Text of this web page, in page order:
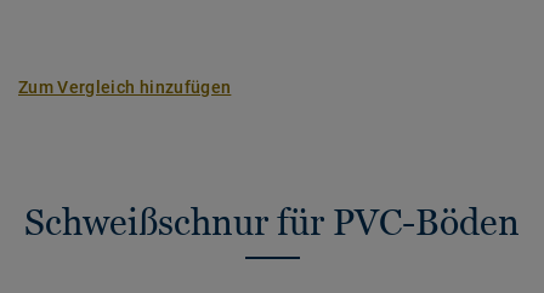
Zum Vergleich hinzufügen
Schweißschnur für PVC-Böden